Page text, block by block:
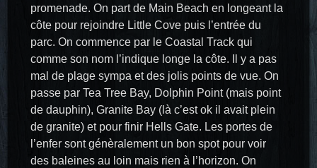
promenade. On part de Main Beach en longeant la
côte pour rejoindre Little Cove puis l’entrée du
parc. On commence par le Coastal Track qui
comme son nom l’indique longe la côte. Il y a pas
mal de plage sympa et des jolis points de vue. On
passe par Tea Tree Bay, Dolphin Point (mais point
de dauphin), Granite Bay (là c’est ok il avait plein
de granite) et pour finir Hells Gate. Les portes de
l’enfer sont génèralement un bon spot pour voir
des baleines au loin mais rien à l’horizon. On